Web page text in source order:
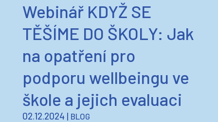
Webinář KDYŽ SE
TĚŠÍME DO ŠKOLY: Jak
na opatření pro
podporu wellbeingu ve
škole a jejich evaluaci
02.12.2024 | BLOG